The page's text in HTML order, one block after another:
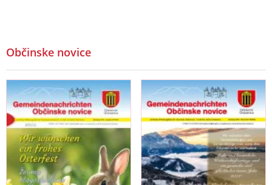
Občinske novice